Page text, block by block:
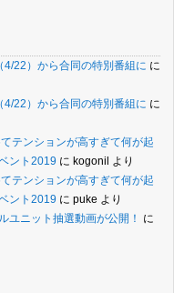
22）から合同の特別番組に に
22）から合同の特別番組に に
テンションが高すぎて何が起
ント2019 に kogonil より
テンションが高すぎて何が起
ント2019 に puke より
ユニット抽選動画が公開！
に